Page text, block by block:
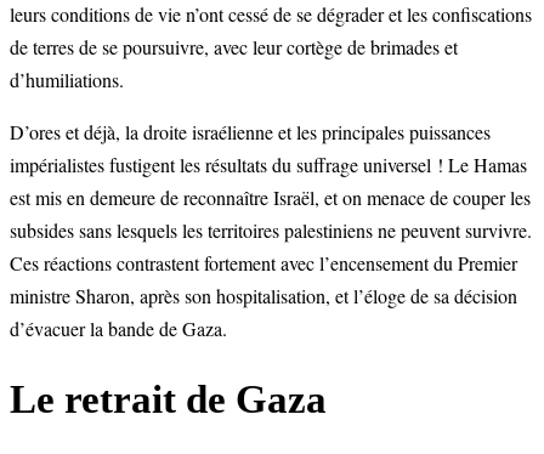
leurs conditions de vie n’ont cessé de se dégrader et les confiscations
de terres de se poursuivre, avec leur cortège de brimades et
d’humiliations.
D’ores et déjà, la droite israélienne et les principales puissances
impérialistes fustigent les résultats du suffrage universel ! Le Hamas
est mis en demeure de reconnaître Israël, et on menace de couper les
subsides sans lesquels les territoires palestiniens ne peuvent survivre.
Ces réactions contrastent fortement avec l’encensement du Premier
ministre Sharon, après son hospitalisation, et l’éloge de sa décision
d’évacuer la bande de Gaza.
Le retrait de Gaza